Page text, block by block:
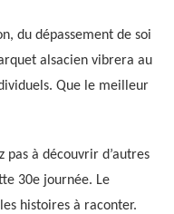
du dépassement de soi
alsacien vibrera au
Que le meilleur
pas à découvrir d’autres
30e journée. Le
histoires à raconter.